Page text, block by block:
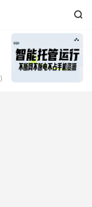

共 1 篇文章
)